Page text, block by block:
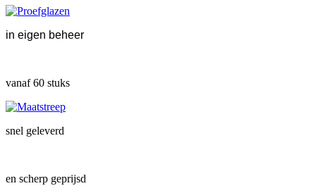
in eigen beheer
vanaf 60 stuks
snel geleverd
en scherp geprijsd